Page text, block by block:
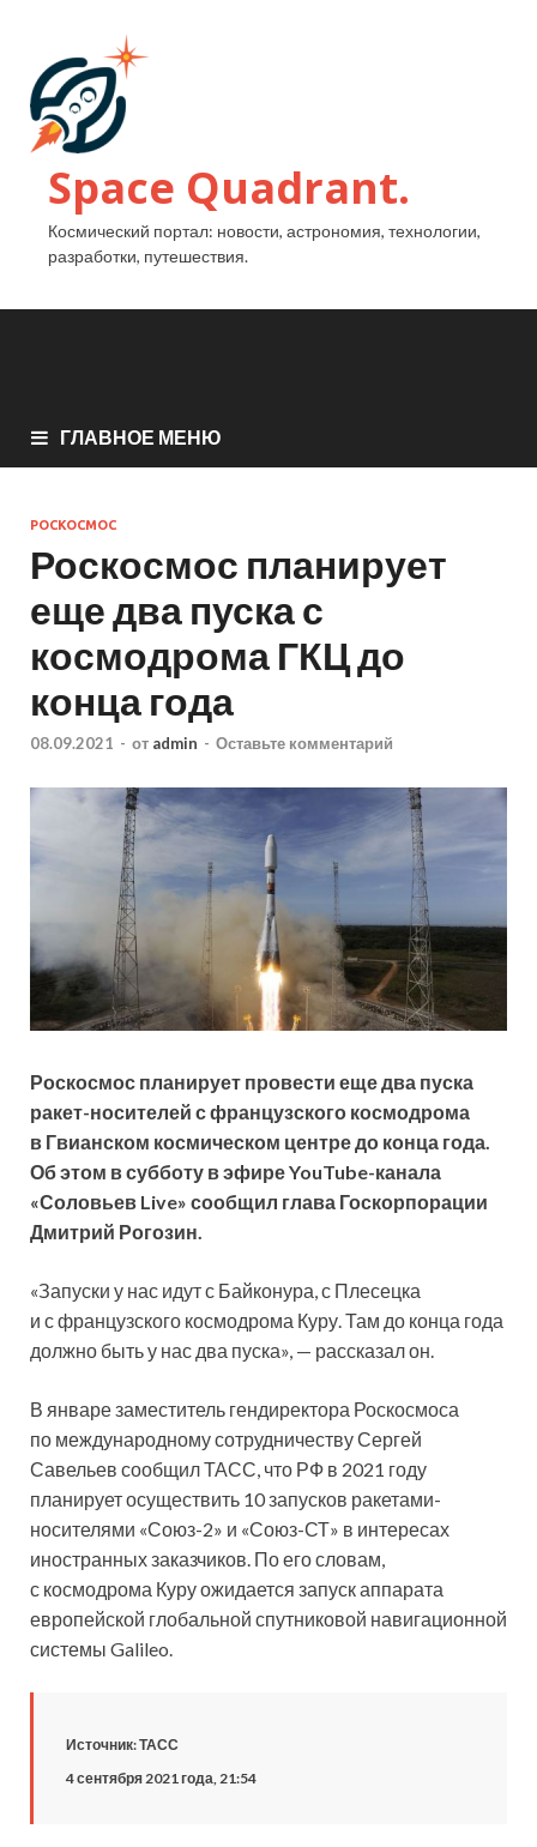
Space Quadrant.
Космический портал: новости, астрономия, технологии,
разработки, путешествия.
ГЛАВНОЕ МЕНЮ
РОСКОСМОС
Роскосмос планирует
еще два пуска с
космодрома ГКЦ до
конца года
08.09.2021 - от admin - Оставьте комментарий
Роскосмос планирует провести еще два пуска
ракет-носителей с французского космодрома
в Гвианском космическом центре до конца года.
Об этом в субботу в эфире YouTube-канала
«Соловьев Live» сообщил глава Госкорпорации
Дмитрий Рогозин.
«Запуски у нас идут с Байконура, с Плесецка
и с французского космодрома Куру. Там до конца года
должно быть у нас два пуска», — рассказал он.
В январе заместитель гендиректора Роскосмоса
по международному сотрудничеству Сергей
Савельев сообщил ТАСС, что РФ в 2021 году
планирует осуществить 10 запусков ракетами-
носителями «Союз-2» и «Союз-СТ» в интересах
иностранных заказчиков. По его словам,
с космодрома Куру ожидается запуск аппарата
европейской глобальной спутниковой навигационной
системы Galileo.
Источник: ТАСС
4 сентября 2021 года, 21:54